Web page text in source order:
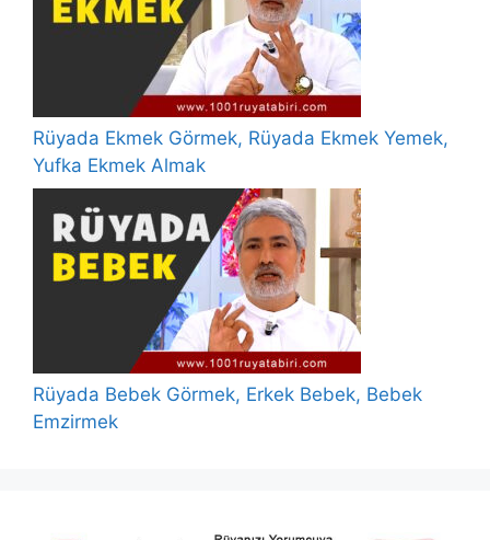
Rüyada Ekmek Görmek, Rüyada Ekmek Yemek,
Yufka Ekmek Almak
Rüyada Bebek Görmek, Erkek Bebek, Bebek
Emzirmek